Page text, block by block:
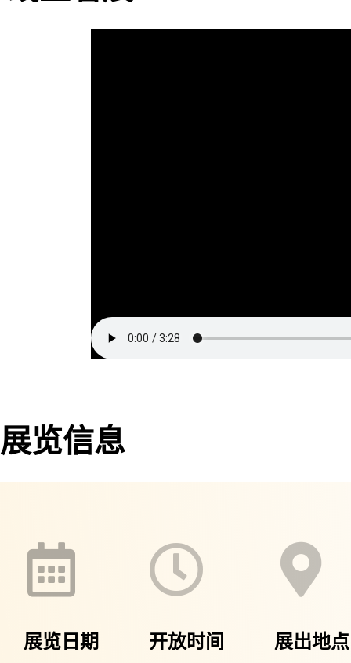
展览信息
展览日期 开放时间 展出地点